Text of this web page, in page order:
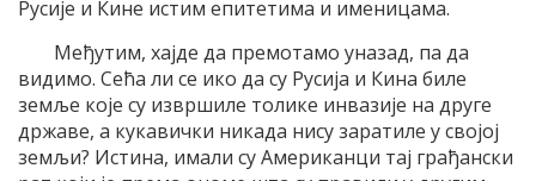
Русије и Кине истим епитетима и именицама.
Међутим, хајде да премотамо уназад, па да
видимо. Сећа ли се ико да су Русија и Кина биле
земље које су извршиле толике инвазије на друге
државе, а кукавички никада нису заратиле у својој
земљи? Истина, имали су Американци тај грађански